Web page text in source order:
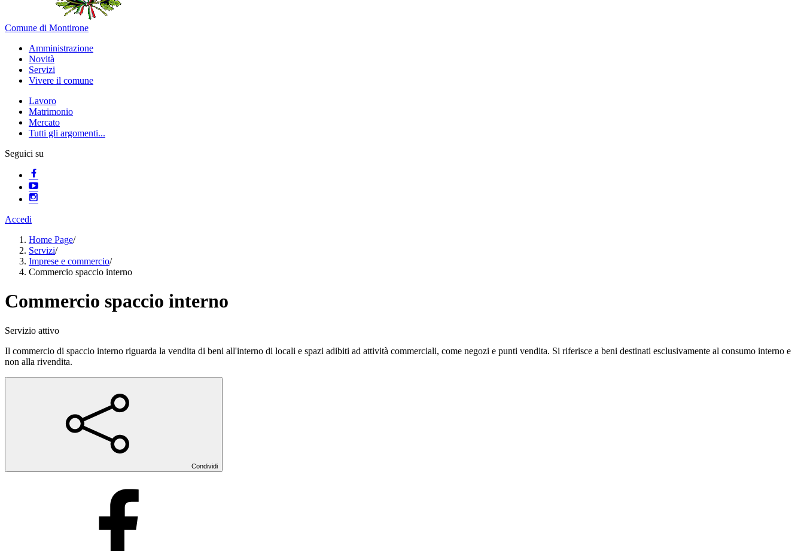
Comune di Montirone
Amministrazione
Novità
Servizi
Vivere il comune
Lavoro
Matrimonio
Mercato
Tutti gli argomenti...
Seguici su
Accedi
Home Page/
Servizi/
Imprese e commercio/
Commercio spaccio interno
Commercio spaccio interno
Servizio attivo
Il commercio di spaccio interno riguarda la vendita di beni all'interno di locali e spazi adibiti ad attività commerciali, come negozi e punti vendita. Si riferisce a beni destinati esclusivamente al consumo interno e
non alla rivendita.
Condividi